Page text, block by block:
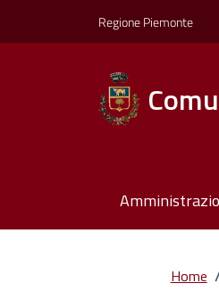
Regione Piemonte
Home